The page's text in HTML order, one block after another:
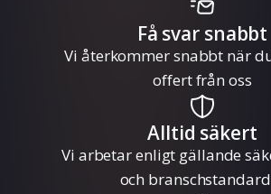
Få svar snabbt
Vi återkommer snabbt när
offert från oss
Alltid säkert
Vi arbetar enligt gällande
och